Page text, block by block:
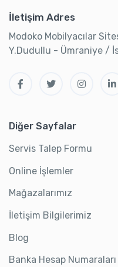
İletişim Adres
Modoko Mobilyacılar
Y.Dudullu - Ümraniye /
Diğer Sayfalar
Servis Talep Formu
Online İşlemler
Mağazalarımız
İletişim Bilgilerimiz
Blog
Banka Hesap Numaraları